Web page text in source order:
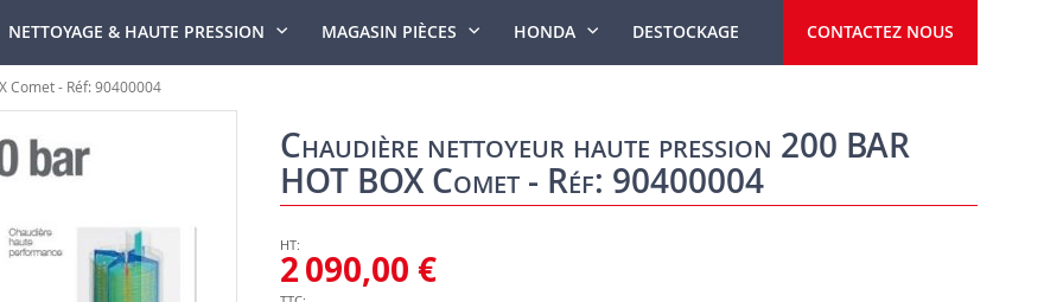
NETTOYAGE & HAUTE PRESSION MAGASIN PIÈCES HONDA DESTOCKAGE CONTACTEZ NOUS
Comet - Réf: 90400004
Chaudière nettoyeur haute pression 200 BAR
HOT BOX Comet - Réf: 90400004
2 090,00 €